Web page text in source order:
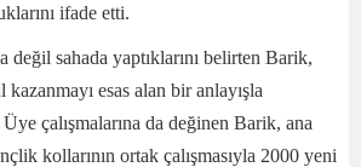
ifade etti.
değil sahada yaptıklarını belirten Barik,
esas alan bir anlayışla
Üye çalışmalarına da değinen Barik, ana
kollarının ortak çalışmasıyla 2000 yeni